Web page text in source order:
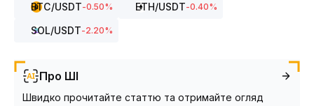
BTC/USDT-0.50% ETH/USDT-0.40%
SOL/USDT-2.20%
Про ШІ
Швидко прочитайте статтю та отримайте огляд